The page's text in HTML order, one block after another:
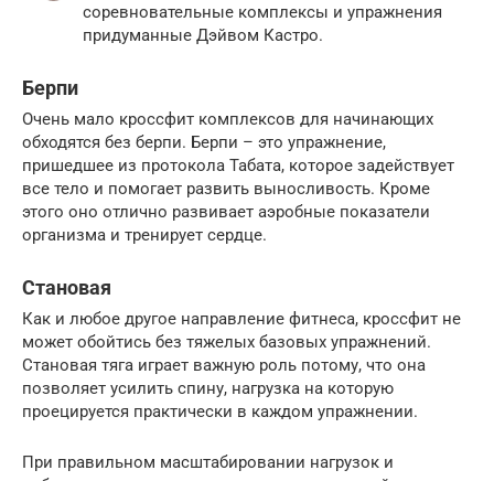
соревновательные комплексы и упражнения
придуманные Дэйвом Кастро.
Берпи
Очень мало кроссфит комплексов для начинающих
обходятся без берпи. Берпи – это упражнение,
пришедшее из протокола Табата, которое задействует
все тело и помогает развить выносливость. Кроме
этого оно отлично развивает аэробные показатели
организма и тренирует сердце.
Становая
Как и любое другое направление фитнеса, кроссфит не
может обойтись без тяжелых базовых упражнений.
Становая тяга играет важную роль потому, что она
позволяет усилить спину, нагрузка на которую
проецируется практически в каждом упражнении.
При правильном масштабировании нагрузок и